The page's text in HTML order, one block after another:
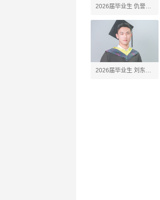
2026届毕业生 仇誉竣
2026届毕业生 刘东珩